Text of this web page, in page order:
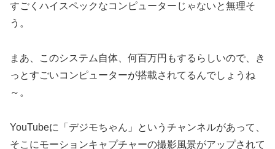
すごくハイスペックなコンピューターじゃないと無理そ
う。
まあ、このシステム自体、何百万円もするらしいので、き
っとすごいコンピューターが搭載されてるんでしょうね
～。
YouTubeに「デジモちゃん」というチャンネルがあって、
そこにモーションキャプチャーの撮影風景がアップされて